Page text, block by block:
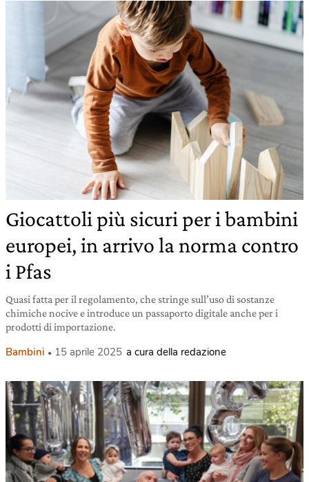
Giocattoli più sicuri per i bambini
europei, in arrivo la norma contro
i Pfas
Quasi fatta per il regolamento, che stringe sull’uso di sostanze
chimiche nocive e introduce un passaporto digitale anche per i
prodotti di importazione.
Bambini 15 aprile 2025 a cura della redazione